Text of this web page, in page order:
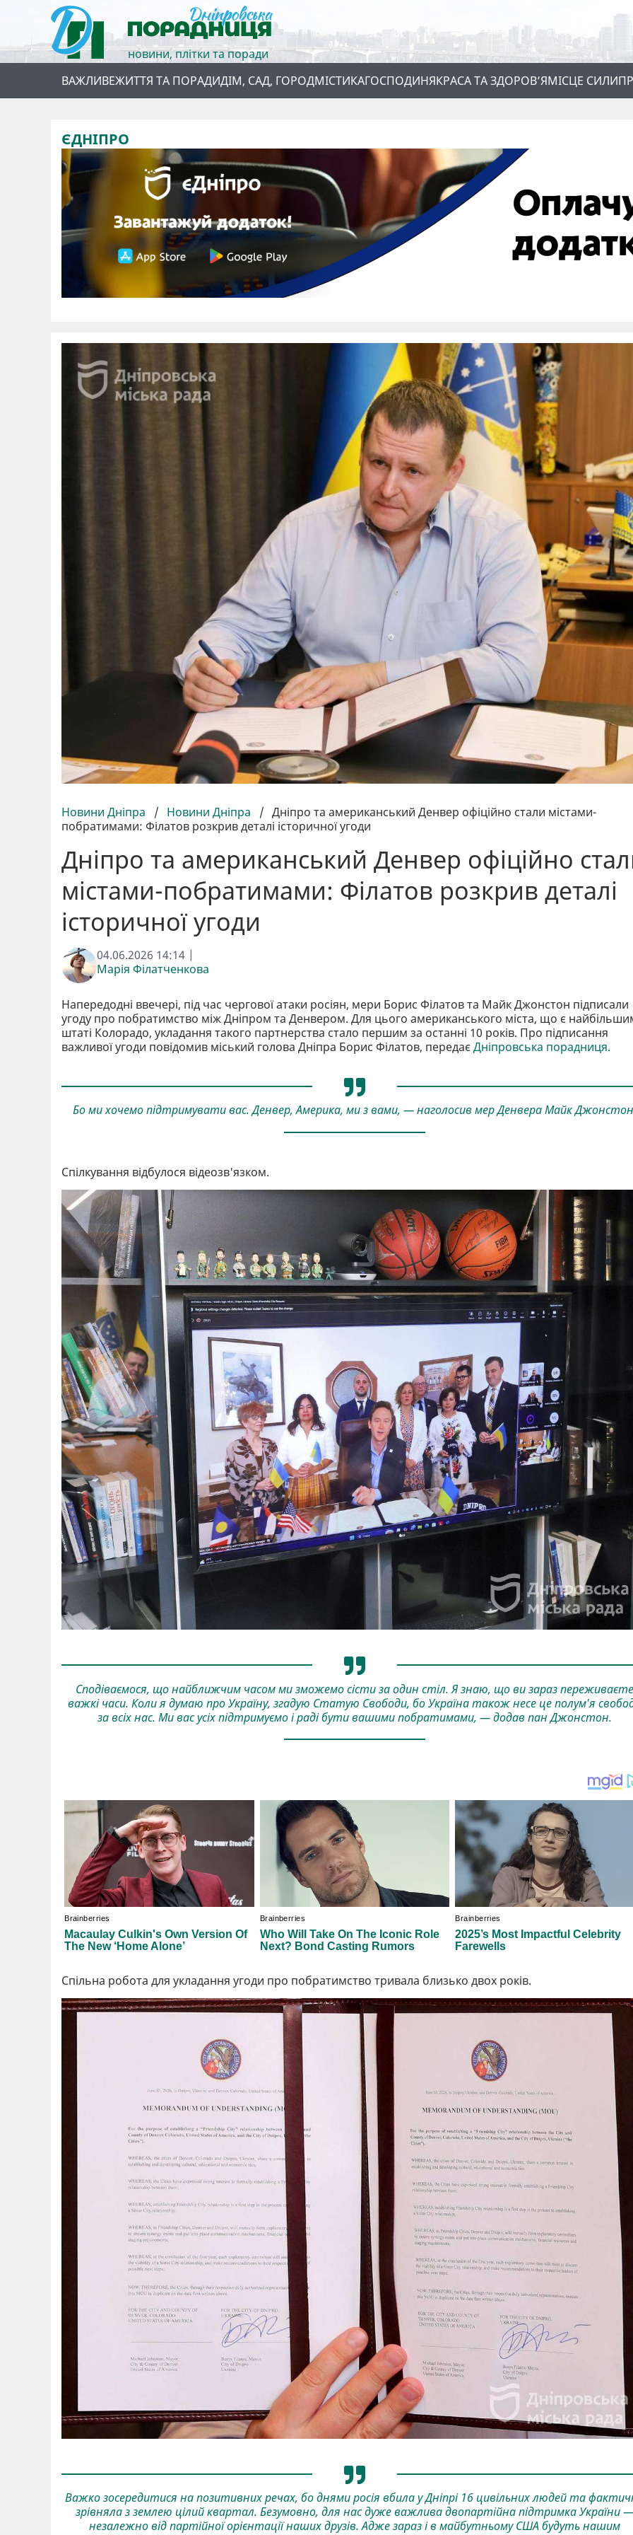
новини, плітки та поради
ВАЖЛИВЕЖИТТЯ ТА ПОРАДИДІМ, САД, ГОРОДМІСТИКАГОСПОДИНЯКРАСА ТА ЗДОРОВ’ЯМІСЦЕ СИЛИ
ЄДНІПРО
Новини Дніпра / Новини Дніпра / Дніпро та американський Денвер офіційно стали містами-
побратимами: Філатов розкрив деталі історичної угоди
Дніпро та американський Денвер офіційно
містами-побратимами: Філатов розкрив деталі
історичної угоди
04.06.2026 14:14 |
Марія Філатченкова
Напередодні ввечері, під час чергової атаки росіян, мери Борис Філатов та Майк Джонстон підписали
угоду про побратимство між Дніпром та Денвером. Для цього американського міста, що є
штаті Колорадо, укладання такого партнерства стало першим за останні 10 років. Про підписання
важливої угоди повідомив міський голова Дніпра Борис Філатов, передаєДніпровська порадниця.
Бо ми хочемо підтримувати вас. Денвер, Америка, ми з вами, — наголосив мер Денвера Майк
Спілкування відбулося відеозв'язком.
Сподіваємося, що найближчим часом ми зможемо сісти за один стіл. Я знаю, що ви зараз переживаєте
важкі часи. Коли я думаю про Україну, згадую Статую Свободи, бо Україна також несе це полум'я
за всіх нас. Ми вас усіх підтримуємо і раді бути вашими побратимами, — додав пан Джонстон.
Спільна робота для укладання угоди про побратимство тривала близько двох років.
Важко зосередитися на позитивних речах, бо днями росія вбила у Дніпрі 16 цивільних людей та
зрівняла з землею цілий квартал. Безумовно, для нас дуже важлива двопартійна підтримка України —
незалежно від партійної орієнтації наших друзів. Адже зараз і в майбутньому США будуть нашим